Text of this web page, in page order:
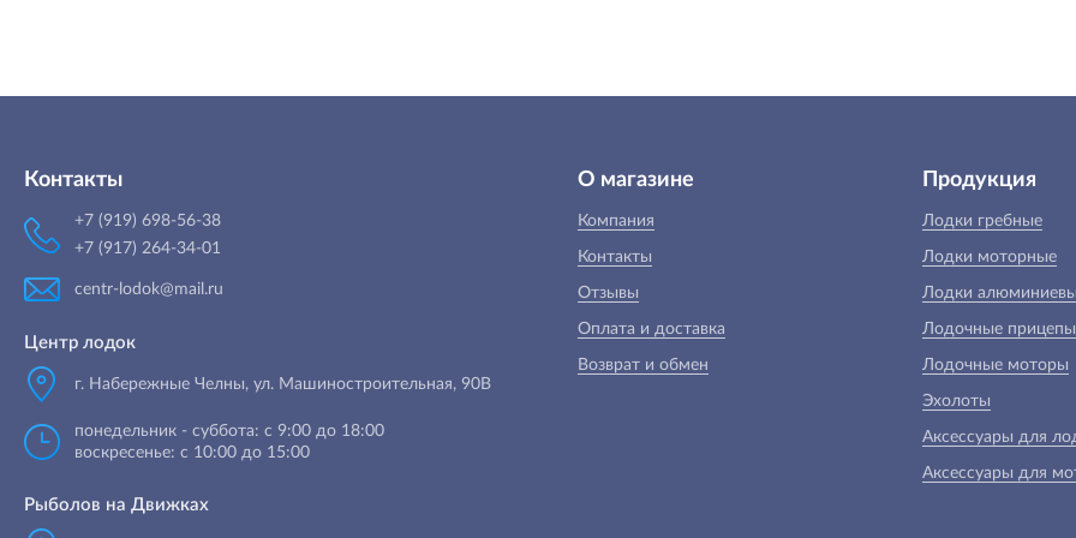
Контакты
+7 (919) 698-56-38
+7 (917) 264-34-01
centr-lodok@mail.ru
Центр лодок
г. Набережные Челны, ул. Машиностроительная, 90B
понедельник - суббота: с 9:00 до 18:00
воскресенье: с 10:00 до 15:00
Рыболов на Движках
О магазине
Компания
Контакты
Отзывы
Оплата и доставка
Возврат и обмен
Продукция
Лодки гребные
Лодки моторные
Лодки
Лодочные прицепы
Лодочные моторы
Эхолоты
Аксессуары для
Аксессуары для